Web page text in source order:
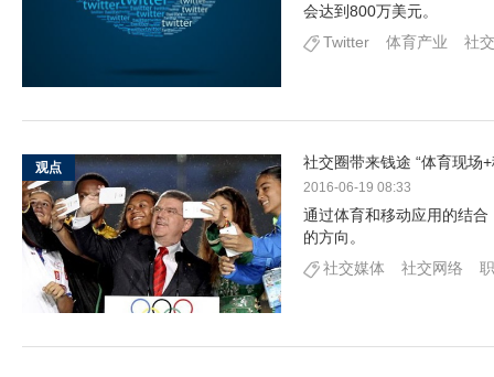
会达到800万美元。
Twitter
体育产业 社
社交圈带来钱途 “体育现场
2016-06-19 08:33
通过体育和移动应用的结
的方向。
社交媒体
社交网络
观点